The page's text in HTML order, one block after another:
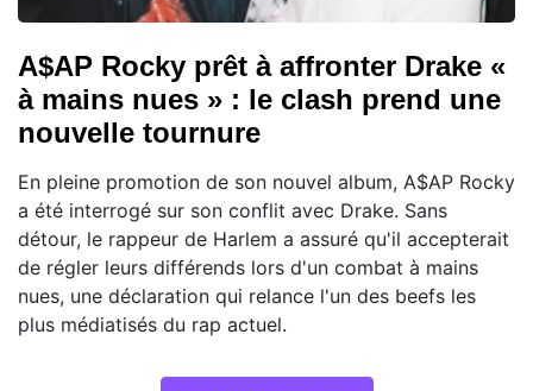
A$AP Rocky prêt à affronter Drake «
à mains nues » : le clash prend une
nouvelle tournure
En pleine promotion de son nouvel album, A$AP Rocky
a été interrogé sur son conflit avec Drake. Sans
détour, le rappeur de Harlem a assuré qu'il accepterait
de régler leurs différends lors d'un combat à mains
nues, une déclaration qui relance l'un des beefs les
plus médiatisés du rap actuel.